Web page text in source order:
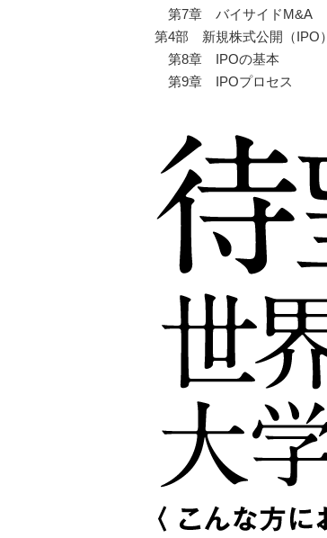
第7章 バイサイドM&A
第4部 新規株式公開（IPO）
第8章 IPOの基本
第9章 IPOプロセス